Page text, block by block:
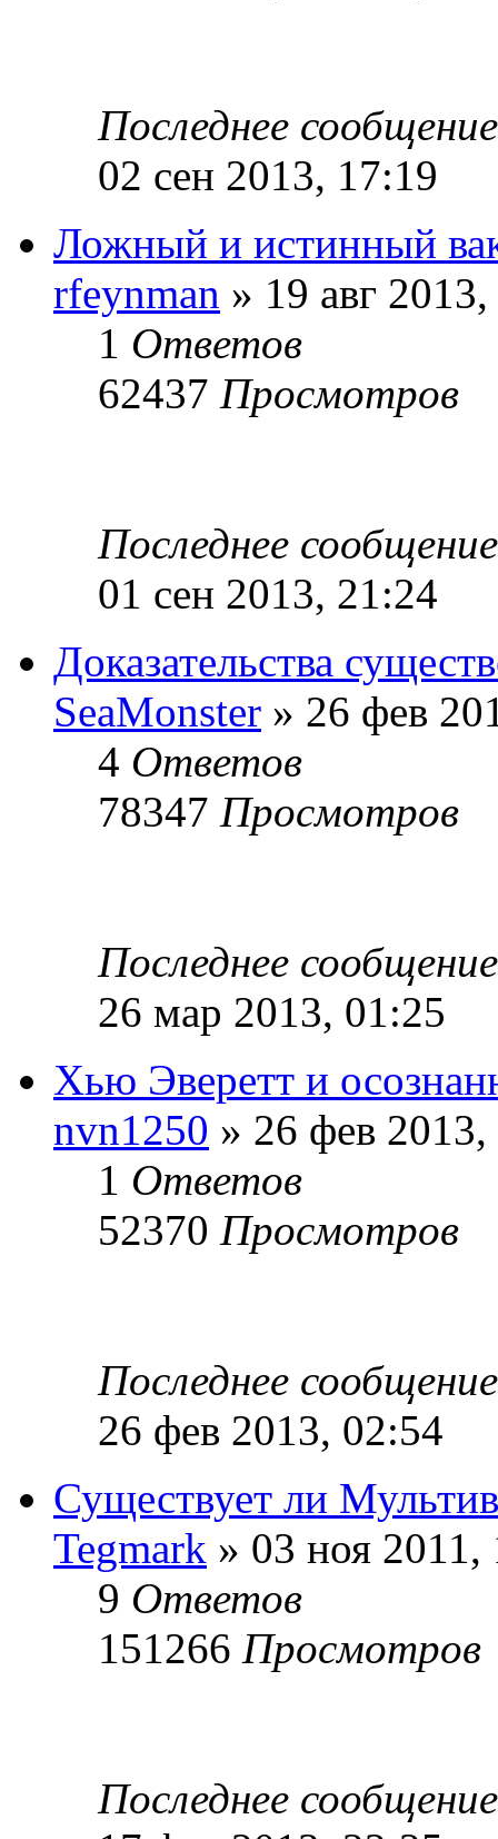
Последнее
02 сен 2013, 17:19
Ложный и истинный
rfeynman » 19 авг
1 Ответов
62437 Просмотров
Последнее
01 сен 2013, 21:24
Доказательства
SeaMonster » 26 фев
4 Ответов
78347 Просмотров
Последнее
26 мар 2013, 01:25
Хью Эверетт и
nvn1250 » 26 фев
1 Ответов
52370 Просмотров
Последнее
26 фев 2013, 02:54
Существует ли
Tegmark » 03 ноя 2011,
9 Ответов
151266 Просмотров
Последнее